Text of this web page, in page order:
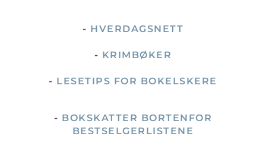
- HVERDAGSNETT
- KRIMBØKER
- LESETIPS FOR BOKELSKERE
- BOKSKATTER BORTENFOR
BESTSELGERLISTENE